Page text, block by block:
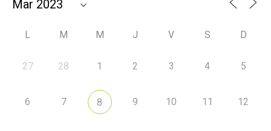
L M M J V S D
27 28 1 2 3 4 5
6 7 8 9 10 11 12